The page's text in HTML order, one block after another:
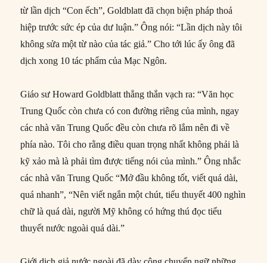
từ lần dịch “Con ếch”, Goldblatt đã chọn biện pháp thoả
hiệp trước sức ép của dư luận.” Ông nói: “Lần dịch này tôi
không sửa một từ nào của tác giả.” Cho tới lúc ấy ông đã
dịch xong 10 tác phẩm của Mạc Ngôn.
Giáo sư Howard Goldblatt thẳng thắn vạch ra: “Văn học
Trung Quốc còn chưa có con đường riêng của mình, ngay
các nhà văn Trung Quốc đều còn chưa rõ lắm nên đi về
phía nào. Tôi cho rằng điều quan trọng nhất không phải là
kỹ xảo mà là phải tìm được tiếng nói của mình.” Ông nhắc
các nhà văn Trung Quốc “Mở đầu không tốt, viết quá dài,
quá nhanh”, “Nên viết ngắn một chút, tiểu thuyết 400 nghìn
chữ là quá dài, người Mỹ không có hứng thú đọc tiểu
thuyết nước ngoài quá dài.”